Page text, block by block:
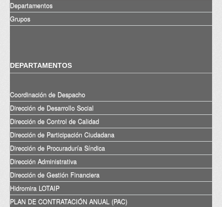
Departamentos
Grupos
DEPARTAMENTOS
Coordinación de Despacho
Dirección de Desarrollo Social
Dirección de Control de Calidad
Dirección de Participación Ciudadana
Dirección de Procuraduría Síndica
Dirección Administrativa
Dirección de Gestión Financiera
Hidromira LOTAIP
PLAN DE CONTRATACIÓN ANUAL (PAC)